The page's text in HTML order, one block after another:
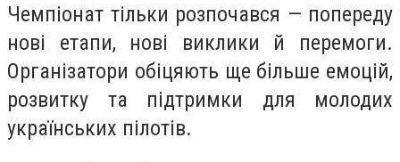
Чемпіонат тільки розпочався — попереду
нові етапи, нові виклики й перемоги.
Організатори обіцяють ще більше емоцій,
розвитку та підтримки для молодих
українських пілотів.